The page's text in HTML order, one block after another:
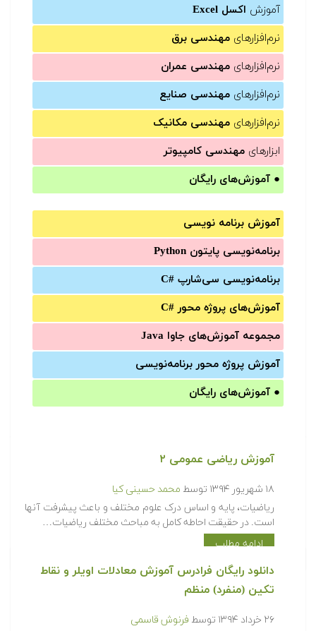
آموزش اکسل Excel
نرم‌افزارهای مهندسی برق
نرم‌افزارهای مهندسی عمران
نرم‌افزارهای مهندسی صنایع
نرم‌افزارهای مهندسی مکانیک
ابزارهای مهندسی کامپیوتر
● آموزش‌های رایگان
آموزش برنامه نویسی
برنامه‌نویسی پایتون Python
برنامه‌‌نویسی سی‌شارپ C#‎
آموزش‌های پروژه محور #C
مجموعه آموزش‌های جاوا Java
آموزش‌ پروژه محور برنامه‌نویسی
● آموزش‌های رایگان
آموزش ریاضی عمومی ۲
۱۸ شهریور ۱۳۹۴ توسط محمد حسینی کیا
ریاضیات، پایه و اساس درک علوم مختلف و باعث پیشرفت آنها
است. در حقیقت احاطه کامل به مباحث مختلف ریاضیات…
ادامه مطلب
دانلود رایگان فرادرس آموزش معادلات اویلر و نقاط
تکین (منفرد) منظم
۲۶ خرداد ۱۳۹۴ توسط فرنوش قاسمی